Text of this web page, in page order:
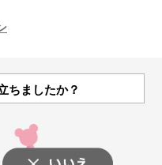
ちましたか？